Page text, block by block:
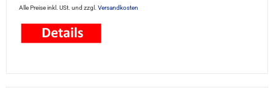
Alle Preise inkl. USt. und zzgl. Versandkosten